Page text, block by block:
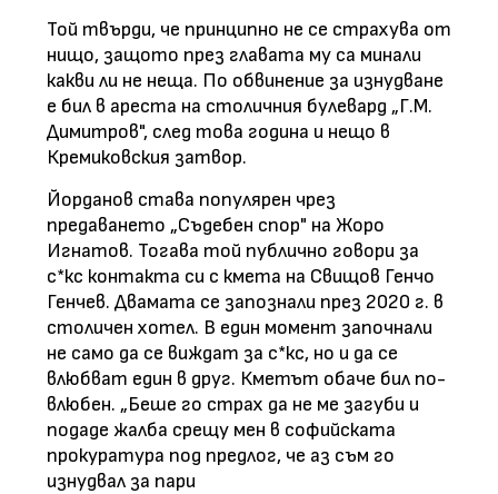
Той твърди, че принципно не се страхува от
нищо, защото през главата му са минали
какви ли не неща. По обвинение за изнудване
е бил в ареста на столичния булевард „Г.М.
Димитров", след това година и нещо в
Кремиковския затвор.
Йорданов става популярен чрез
предаването „Съдебен спор" на Жоро
Игнатов. Тогава той публично говори за
с*кс контакта си с кмета на Свищов Генчо
Генчев. Двамата се запознали през 2020 г. в
столичен хотел. В един момент започнали
не само да се виждат за с*кс, но и да се
влюбват един в друг. Кметът обаче бил по-
влюбен. „Беше го страх да не ме загуби и
подаде жалба срещу мен в софийската
прокуратура под предлог, че аз съм го
изнудвал за пари